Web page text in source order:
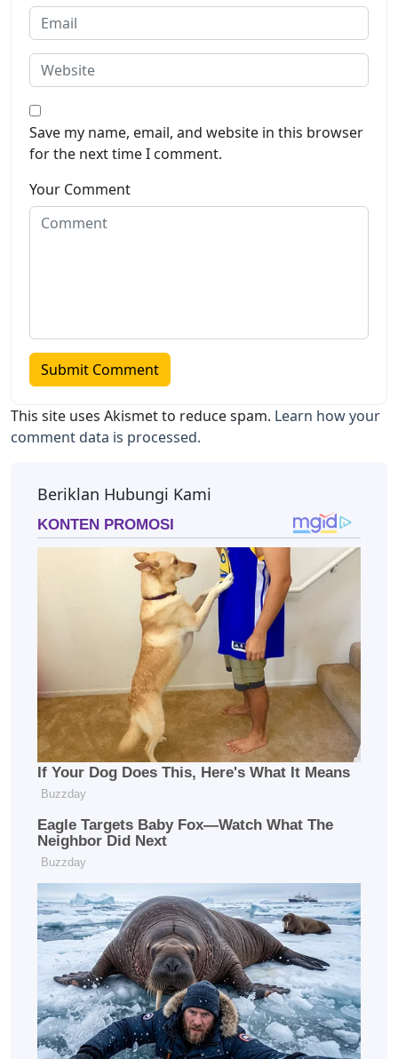
Save my name, email, and website in this browser
for the next time I comment.
Your Comment
This site uses Akismet to reduce spam. Learn how your
comment data is processed.
Beriklan Hubungi Kami